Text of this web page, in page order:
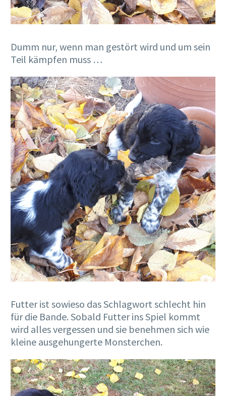
Dumm nur, wenn man gestört wird und um sein
Teil kämpfen muss …
Futter ist sowieso das Schlagwort schlecht hin
für die Bande. Sobald Futter ins Spiel kommt
wird alles vergessen und sie benehmen sich wie
kleine ausgehungerte Monsterchen.